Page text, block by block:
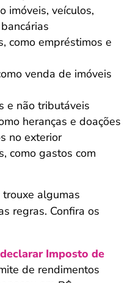
imóveis, veículos,
como empréstimos e
venda de imóveis
e não tributáveis
heranças e doações
no exterior
como gastos com
algumas
regras. Confira os
Imposto de
de rendimentos